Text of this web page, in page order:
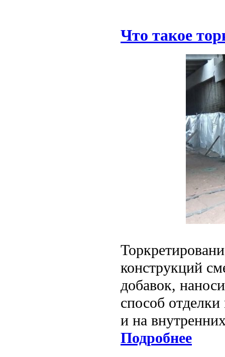
Что такое
конструкций
добавок,
способ
и на
Подробнее